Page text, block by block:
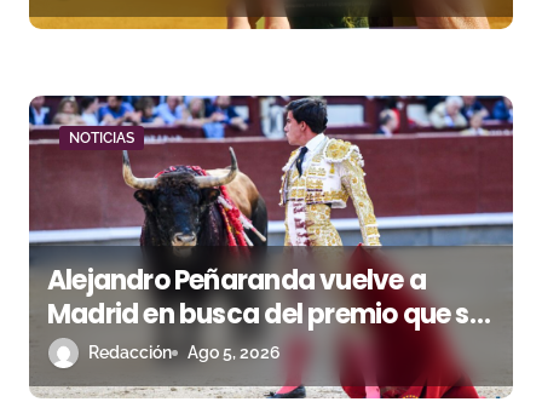
NOTICIAS
Alejandro Peñaranda vuelve a
Madrid en busca del premio que se
le escapó en junio
Redacción Ago 5, 2026